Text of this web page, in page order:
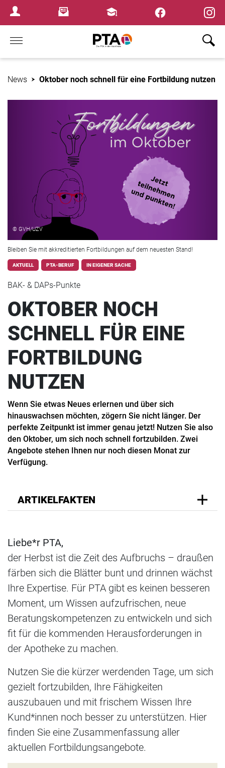
Login MenuNewsletterFortbildungen
Home
News Oktober noch schnell für eine Fortbildung nutzen
© GVH/UZV
Bleiben Sie mit akkreditierten Fortbildungen auf dem neuesten Stand!
AKTUELL PTA-BERUF IN EIGENER SACHE
BAK- & DAPs-Punkte
OKTOBER NOCH
SCHNELL FÜR EINE
FORTBILDUNG
NUTZEN
Wenn Sie etwas Neues erlernen und über sich
hinauswachsen möchten, zögern Sie nicht länger. Der
perfekte Zeitpunkt ist immer genau jetzt! Nutzen Sie also
den Oktober, um sich noch schnell fortzubilden. Zwei
Angebote stehen Ihnen nur noch diesen Monat zur
Verfügung.
ARTIKELFAKTEN
Liebe*r PTA,
der Herbst ist die Zeit des Aufbruchs – draußen
färben sich die Blätter bunt und drinnen wächst
Ihre Expertise. Für PTA gibt es keinen besseren
Moment, um Wissen aufzufrischen, neue
Beratungskompetenzen zu entwickeln und sich
fit für die kommenden Herausforderungen in
der Apotheke zu machen.
Nutzen Sie die kürzer werdenden Tage, um sich
gezielt fortzubilden, Ihre Fähigkeiten
auszubauen und mit frischem Wissen Ihre
Kund*innen noch besser zu unterstützen. Hier
finden Sie eine Zusammenfassung aller
aktuellen Fortbildungsangebote.
×